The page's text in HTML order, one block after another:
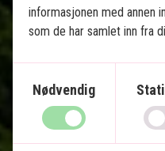
13 netter tur-retur
Tortuguero -
Arenal - vulkaner
Monteverde -
informasjonen med annen
som de har samlet inn fra
Nødvendig